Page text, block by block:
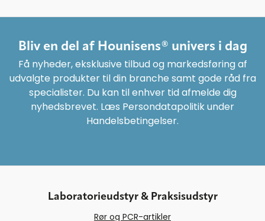
Bliv en del af Hounisens® univers i dag
Få nyheder, eksklusive tilbud og markedsføring af
udvalgte produkter til din branche samt gode råd fra
specialister. Du kan til enhver tid afmelde dig
nyhedsbrevet. Læs Persondatapolitik under
Handelsbetingelser.
Laboratorieudstyr & Praksisudstyr
Rør og PCR-artikler